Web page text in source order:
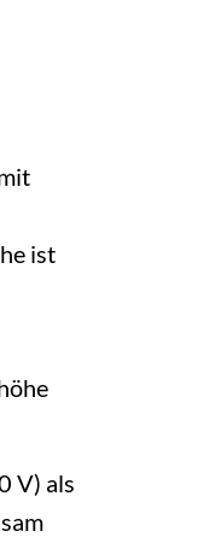
ist
V) als